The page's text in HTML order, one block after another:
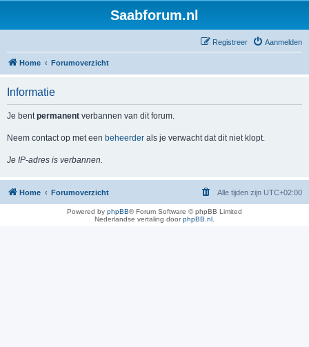
Saabforum.nl
Aanmelden
Registreer
Home Forumoverzicht
Informatie
Je bentpermanent verbannen van dit forum.
Neem contact op met een beheerder als je verwacht dat dit niet klopt.
Je IP-adres is verbannen.
Home Forumoverzicht Alle tijden zijn UTC+02:00
Powered by phpBB® Forum Software © phpBB Limited
Nederlandse vertaling doorphpBB.nl